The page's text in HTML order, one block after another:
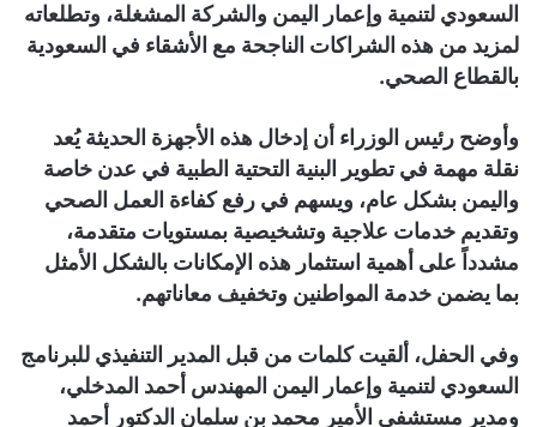
السعودي لتنمية وإعمار اليمن والشركة المشغلة، وتطلعاته
لمزيد من هذه الشراكات الناجحة مع الأشقاء في السعودية
بالقطاع الصحي.
وأوضح رئيس الوزراء أن إدخال هذه الأجهزة الحديثة يُعد
نقلة مهمة في تطوير البنية التحتية الطبية في عدن خاصة
واليمن بشكل عام، ويسهم في رفع كفاءة العمل الصحي
وتقديم خدمات علاجية وتشخيصية بمستويات متقدمة،
مشدداً على أهمية استثمار هذه الإمكانات بالشكل الأمثل
بما يضمن خدمة المواطنين وتخفيف معاناتهم.
وفي الحفل، ألقيت كلمات من قبل المدير التنفيذي للبرنامج
السعودي لتنمية وإعمار اليمن المهندس أحمد المدخلي،
ومدير مستشفى الأمير محمد بن سلمان الدكتور أحمد